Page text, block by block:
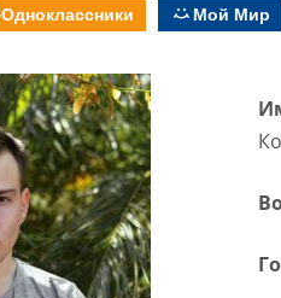
Одноклассники Мой Мир